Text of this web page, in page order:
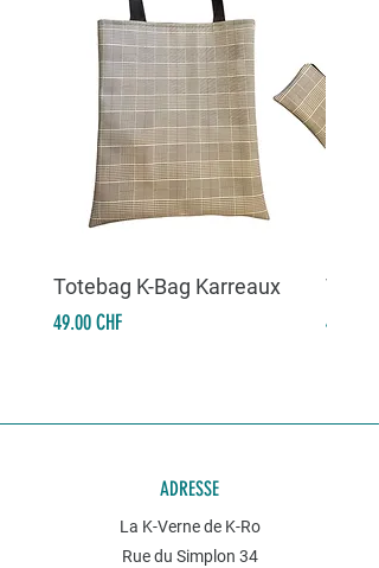
Totebag K-Bag Karreaux
Prix
49.00 CHF Prix
49.00
ADRESSE
La K-Verne de K-Ro
Rue du Simplon 34